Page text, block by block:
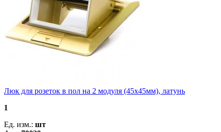
Люк для розеток в пол на 2 модуля (45х45мм), латунь
1
Ед. изм.: шт